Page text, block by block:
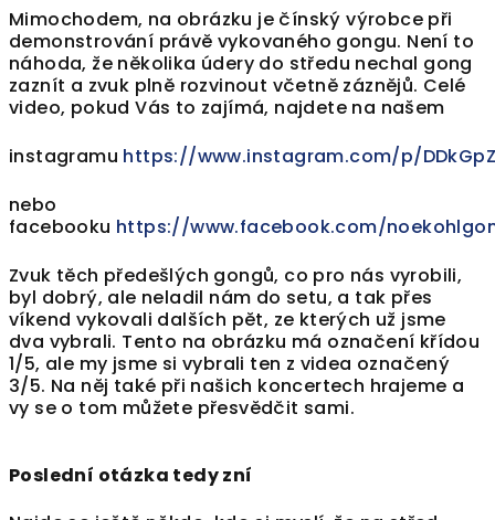
Mimochodem, na obrázku je čínský výrobce při
demonstrování právě vykovaného gongu. Není to
náhoda, že několika údery do středu nechal gong
zaznít a zvuk plně rozvinout včetně záznějů. Celé
video, pokud Vás to zajímá, najdete na našem
instagramu https://www.instagram.com/p/
nebo
facebooku https://www.facebook.com/
Zvuk těch předešlých gongů, co pro nás vyrobili,
byl dobrý, ale neladil nám do setu, a tak přes
víkend vykovali dalších pět, ze kterých už jsme
dva vybrali. Tento na obrázku má označení křídou
1/5, ale my jsme si vybrali ten z videa označený
3/5. Na něj také při našich koncertech hrajeme a
vy se o tom můžete přesvědčit sami.
Poslední otázka tedy zní